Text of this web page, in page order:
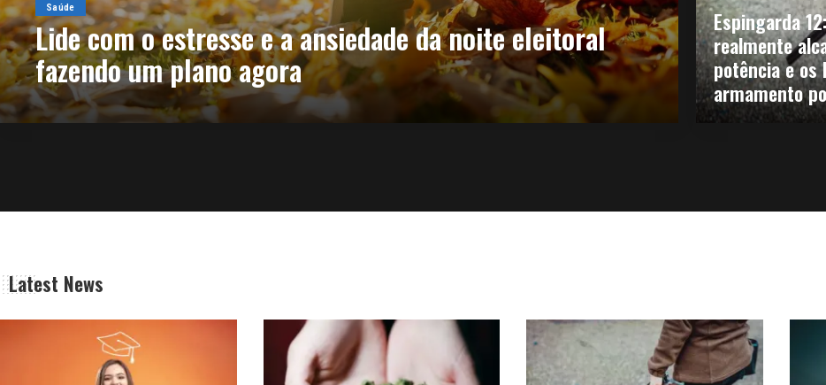
Saúde
Lide com o estresse e a ansiedade da noite eleitoral
fazendo um plano agora
By agenciaamazonia 6 de novembro de 2024
Espingarda
realmente
potência e os
armamento
Latest News